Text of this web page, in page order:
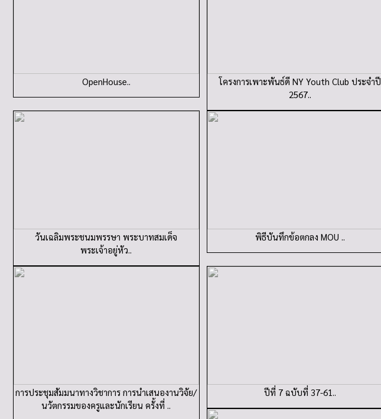
OpenHouse..
โครงการเพาะพันธ์ดี NY Youth Club ประจำปี
2567..
วันเฉลิมพระชนมพรรษา พระบาทสมเด็จ
พระเจ้าอยู่หัว..
พิธีบันทึกข้อตกลง MOU ..
การประชุมสัมมนาทางวิชาการ การนำเสนองานวิจัย/
นวัตกรรมของครูและนักเรียน ครั้งที่ ..
ปีที่ 7 ฉบับที่ 37-61..